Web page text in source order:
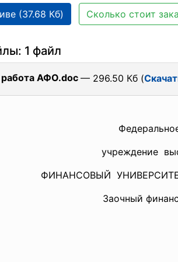
(37.68 Кб) Сколько стоит
1 файл
работа АФО.doc— 296.50 Кб (
учреждение
ФИНАНСОВЫЙ
Заочный